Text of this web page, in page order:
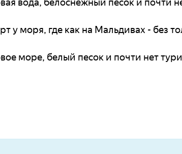
у моря, где как на Мальдивах - без
море, белый песок и почти нет